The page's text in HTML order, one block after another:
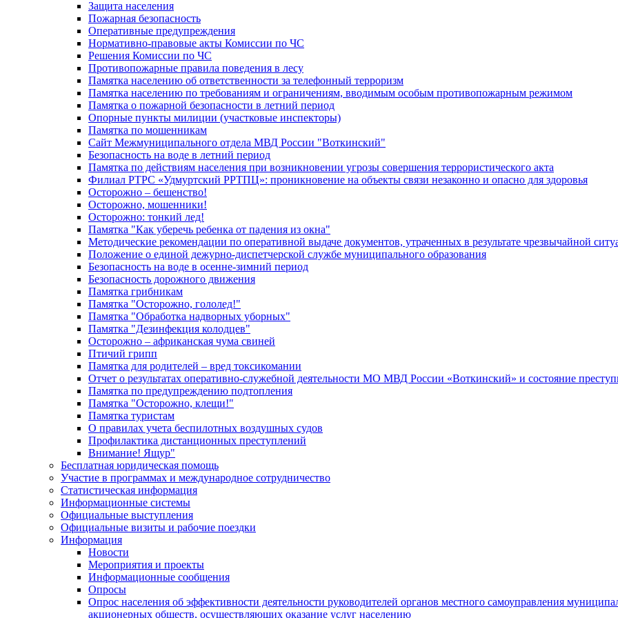
Защита населения
Пожарная безопасность
Оперативные предупреждения
Нормативно-правовые акты Комиссии по ЧС
Решения Комиссии по ЧС
Противопожарные правила поведения в лесу
Памятка населению об ответственности за телефонный терроризм
Памятка населению по требованиям и ограничениям, вводимым особым противопожарным режимом
Памятка о пожарной безопасности в летний период
Опорные пункты милиции (участковые инспекторы)
Памятка по мошенникам
Сайт Межмуниципального отдела МВД России "Воткинский"
Безопасность на воде в летний период
Памятка по действиям населения при возникновении угрозы совершения террористического акта
Филиал РТРС «Удмуртский РРТПЦ»: проникновение на объекты связи незаконно и опасно для здоровья
Осторожно – бешенство!
Осторожно, мошенники!
Осторожно: тонкий лед!
Памятка "Как уберечь ребенка от падения из окна"
Методические рекомендации по оперативной выдаче документов, утраченных в результате чрезвычайной
Положение о единой дежурно-диспетчерской службе муниципального образования
Безопасность на воде в осенне-зимний период
Безопасность дорожного движения
Памятка грибникам
Памятка "Осторожно, гололед!"
Памятка "Обработка надворных уборных"
Памятка "Дезинфекция колодцев"
Осторожно – африканская чума свиней
Птичий грипп
Памятка для родителей – вред токсикомании
Отчет о результатах оперативно-служебной деятельности МО МВД России «Воткинский» и состояние
Памятка по предупреждению подтопления
Памятка "Осторожно, клещи!"
Памятка туристам
О правилах учета беспилотных воздушных судов
Профилактика дистанционных преступлений
Внимание! Ящур"
Бесплатная юридическая помощь
Участие в программах и международное сотрудничество
Статистическая информация
Информационные системы
Официальные выступления
Официальные визиты и рабочие поездки
Информация
Новости
Мероприятия и проекты
Информационные сообщения
Опросы
Опрос населения об эффективности деятельности руководителей органов местного самоуправления
акционерных обществ, осуществляющих оказание услуг населению